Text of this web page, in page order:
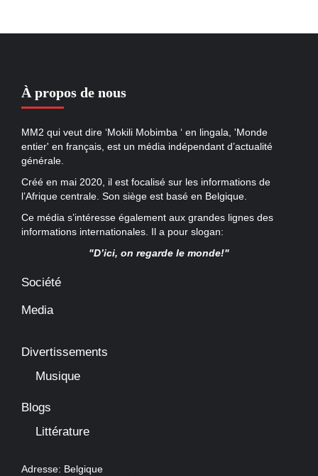
À propos de nous
MM2 qui veut dire ‘Mokili Mobimba ‘ en lingala, 'Monde
entier' en français, est un média indépendant d’actualité
générale.
Créé en mai 2020, il est focalisé sur les informations de
l’Afrique centrale. Son siège est basé en Belgique.
Ce média s’intéresse également aux grandes lignes des
informations internationales. Il a pour slogan:
"D’ici, on regarde le monde!"
Société
Media
Divertissements
Musique
Blogs
Littérature
Adresse: Belgique